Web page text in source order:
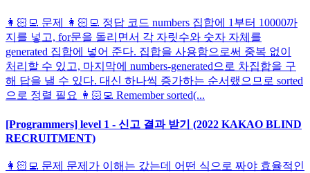
👩🏻‍💻 문제 👩🏻‍💻 정답 코드 numbers 집합에 1부터 10000까
지를 넣고, for문을 돌리면서 각 자릿수와 숫자 자체를
generated 집합에 넣어 준다. 집합을 사용함으로써 중복 없이
처리할 수 있고, 마지막에 numbers-generated으로 차집합을 구
해 답을 낼 수 있다. 대신 하나씩 증가하는 순서랬으므로 sorted
으로 정렬 필요 👩🏻‍💻 Remember sorted(...
[Programmers] level 1 - 신고 결과 받기 (2022 KAKAO BLIND
RECRUITMENT)
👩🏻‍💻 문제 문제가 이해는 갔는데 어떤 식으로 짜야 효율적인